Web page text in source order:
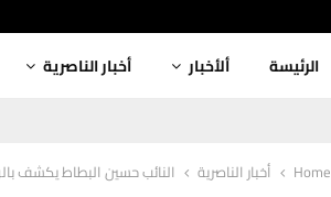
الرئيسة ألأخبار أخبار الناصرية
Home أخبار الناصرية النائب حسين البطاط يكشف